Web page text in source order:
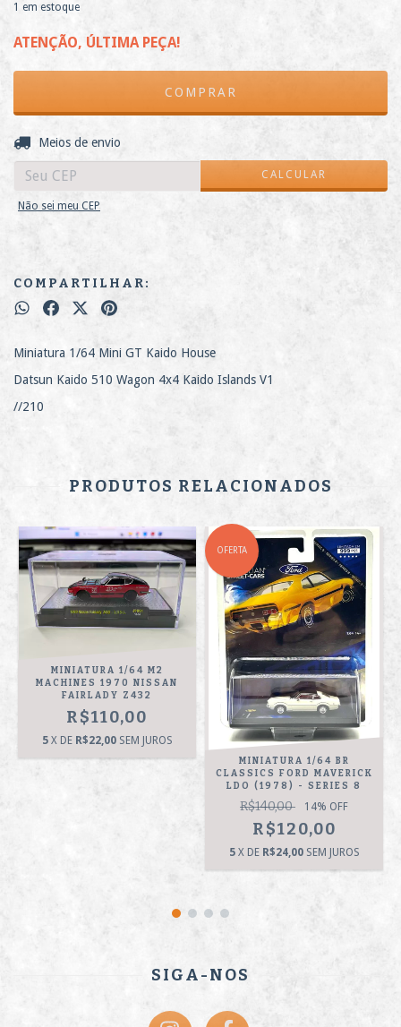
1 em estoque
ATENÇÃO, ÚLTIMA PEÇA!
Entregas para o CEP:
Meios de envio
CALCULAR
Não sei meu CEP
COMPARTILHAR:
Miniatura 1/64 Mini GT Kaido House
Datsun Kaido 510 Wagon 4x4 Kaido Islands V1
//210
PRODUTOS RELACIONADOS
MINIATURA 1/64 M2
MACHINES 1970 NISSAN
FAIRLADY Z432
R$110,00
5 X DE R$22,00 SEM JUROS
OFERTA
MINIATURA 1/64 BR
CLASSICS FORD MAVERICK
LDO (1978) - SERIES 8
R$140,00 14% OFF
R$120,00
5 X DE R$24,00 SEM JUROS
SIGA-NOS